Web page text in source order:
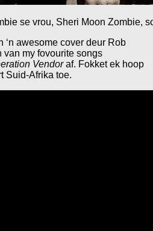
se vrou, Sheri Moon Zombie,
‘n awesome cover deur Rob
van my fovourite songs
Vendoraf. Fokket ek hoop
Suid-Afrika toe.